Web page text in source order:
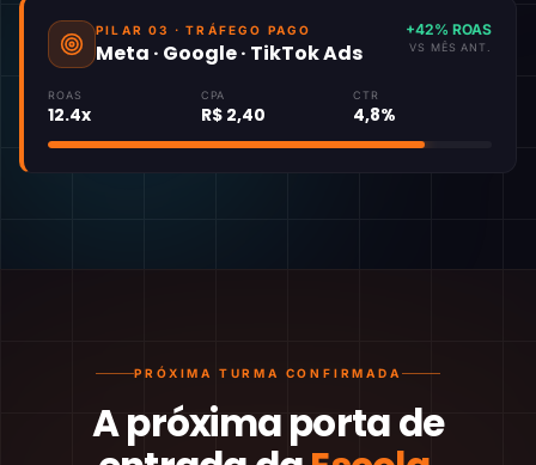
PILAR 03 · TRÁFEGO PAGO
Meta · Google · TikTok Ads
+42% ROAS
VS MÊS ANT.
ROAS
12.4x
CPA
R$ 2,40
CTR
4,8%
PRÓXIMA TURMA CONFIRMADA
A próxima porta de